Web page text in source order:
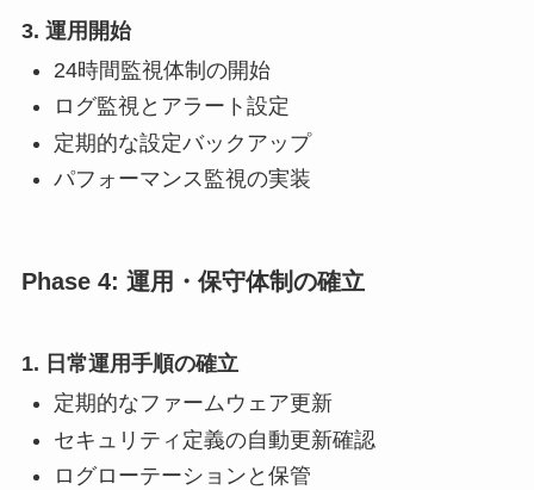
3. 運用開始
24時間監視体制の開始
ログ監視とアラート設定
定期的な設定バックアップ
パフォーマンス監視の実装
Phase 4: 運用・保守体制の確立
1. 日常運用手順の確立
定期的なファームウェア更新
セキュリティ定義の自動更新確認
ログローテーションと保管